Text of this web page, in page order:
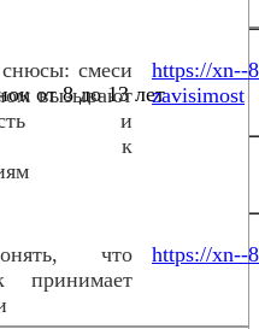
от 8 до 13 лет
смеси
вызывают
и
к
https://xn--
zavisimost
что
принимает
https://xn--